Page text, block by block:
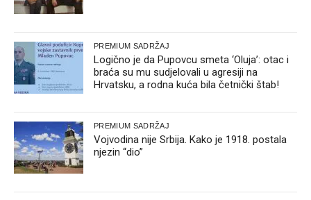
PREMIUM SADRŽAJ
Logično je da Pupovcu smeta ‘Oluja’: otac i
braća su mu sudjelovali u agresiji na
Hrvatsku, a rodna kuća bila četnički štab!
PREMIUM SADRŽAJ
Vojvodina nije Srbija. Kako je 1918. postala
njezin “dio”